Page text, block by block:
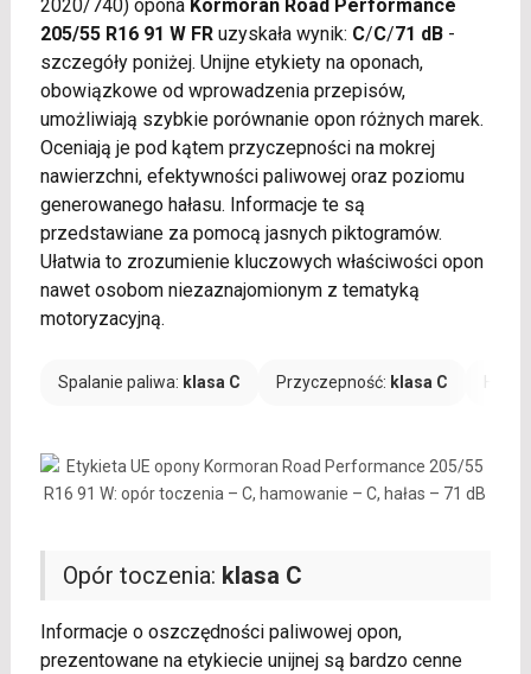
2020/740) opona Kormoran Road Performance
205/55 R16 91 W FRuzyskała wynik: C/C/71 dB-
szczegóły poniżej. Unijne etykiety na oponach,
obowiązkowe od wprowadzenia przepisów,
umożliwiają szybkie porównanie opon różnych marek.
Oceniają je pod kątem przyczepności na mokrej
nawierzchni, efektywności paliwowej oraz poziomu
generowanego hałasu. Informacje te są
przedstawiane za pomocą jasnych piktogramów.
Ułatwia to zrozumienie kluczowych właściwości opon
nawet osobom niezaznajomionym z tematyką
motoryzacyjną.
Spalanie paliwa: klasa C Przyczepność: klasa C
Opór toczenia: klasa C
Informacje o oszczędności paliwowej opon,
prezentowane na etykiecie unijnej są bardzo cenne